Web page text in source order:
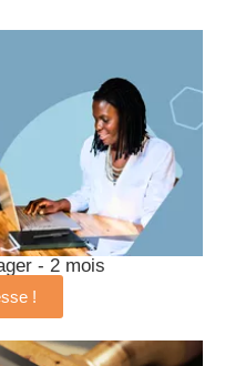
- 2 mois
!